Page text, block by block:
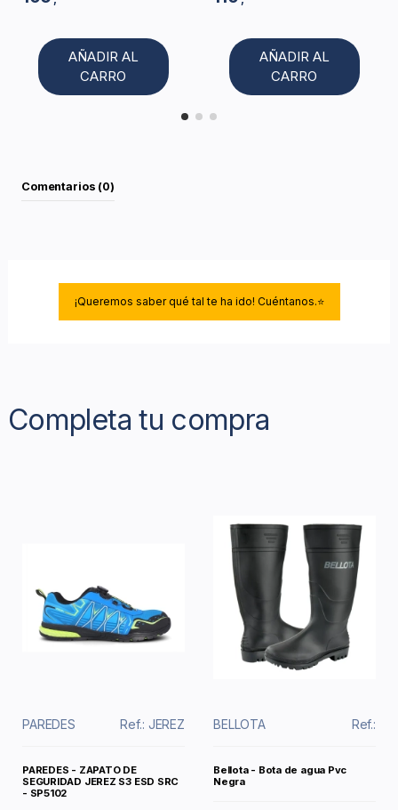
AÑADIR AL
CARRO
AÑADIR AL
CARRO
Comentarios (0)
¡Queremos saber qué tal te ha ido! Cuéntanos.⭐
Completa tu compra
PAREDES Ref.: JEREZ
PAREDES - ZAPATO DE
SEGURIDAD JEREZ S3 ESD SRC
- SP5102
BELLOTA Ref.:
Bellota - Bota de agua Pvc
Negra